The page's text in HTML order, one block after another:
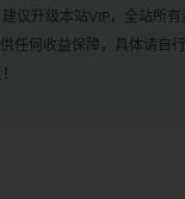
升级本站VIP，全站所有
任何收益保障，具体请自